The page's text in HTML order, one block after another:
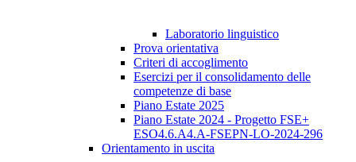
Laboratorio linguistico
Prova orientativa
Criteri di accoglimento
Esercizi per il consolidamento delle
competenze di base
Piano Estate 2025
Piano Estate 2024 - Progetto FSE+
ESO4.6.A4.A-FSEPN-LO-2024-296
Orientamento in uscita